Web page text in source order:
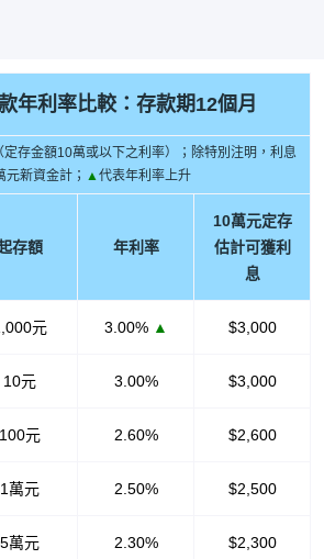
年利率比較：存款期12個月
存金額10萬或以下之利率）；除特別注明，利息
元新資金計； ▲ 代表年利率上升
存額 年利率
10萬元定存
估計可獲利
息
元 3.00% ▲ $3,000
10元 3.00% $3,000
100元 2.60% $2,600
1萬元 2.50% $2,500
5萬元 2.30% $2,300